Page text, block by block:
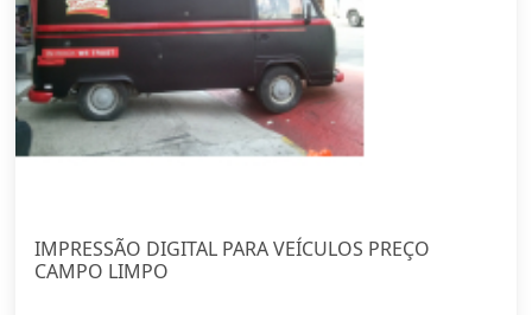
IMPRESSÃO DIGITAL PARA VEÍCULOS PREÇO
CAMPO LIMPO